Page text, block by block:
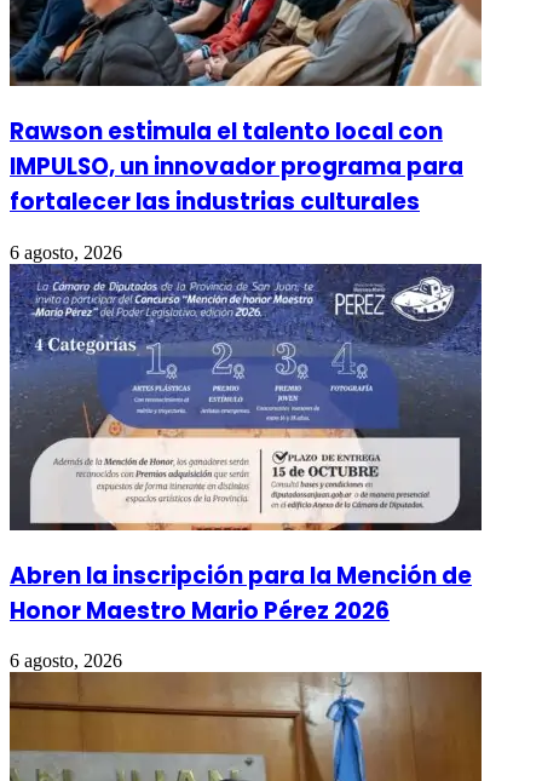
Rawson estimula el talento local con
IMPULSO, un innovador programa para
fortalecer las industrias culturales
6 agosto, 2026
Abren la inscripción para la Mención de
Honor Maestro Mario Pérez 2026
6 agosto, 2026